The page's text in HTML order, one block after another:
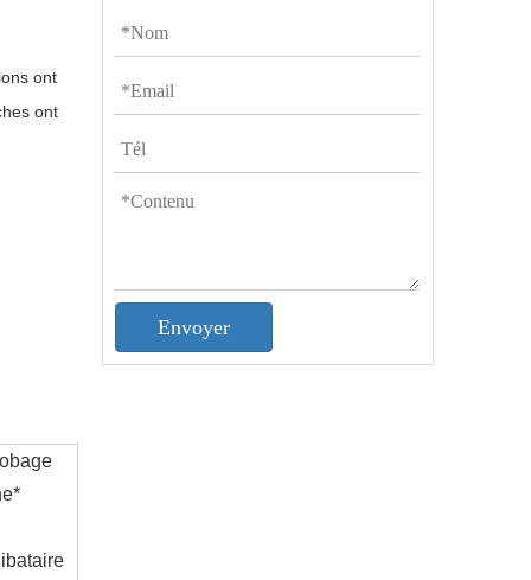
ont
ont
Envoyer